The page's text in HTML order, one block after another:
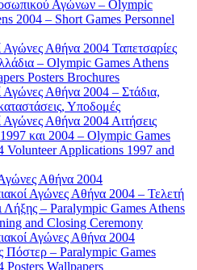
Αγώνων – Olympic
2004 – Short Games Personnel
Αγώνες Αθήνα 2004 Ταπετσαρίες
– Olympic Games Athens
Posters Brochures
Αγώνες Αθήνα 2004 – Στάδια,
Υποδομές
Αγώνες Αθήνα 2004 Αιτήσεις
και 2004 – Olympic Games
Volunteer Applications 1997 and
Αθήνα 2004
Αγώνες Αθήνα 2004 – Τελετή
Λήξης – Paralympic Games Athens
and Closing Ceremony
Αγώνες Αθήνα 2004
Πόστερ – Paralympic Games
Posters Wallpapers